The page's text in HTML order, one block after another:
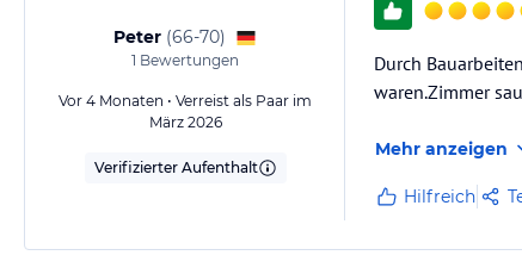
Peter (66-70)
1 Bewertungen
Vor 4 Monaten • Verreist als Paar im
März 2026
Verifizierter Aufenthalt
Durch
waren.Zimmer
Mehr anzeigen
Hilfreich